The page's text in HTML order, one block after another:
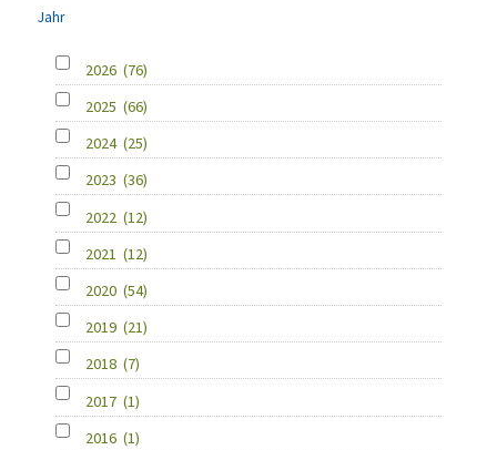
Jahr
2026 (76)
2025 (66)
2024 (25)
2023 (36)
2022 (12)
2021 (12)
2020 (54)
2019 (21)
2018 (7)
2017 (1)
2016 (1)